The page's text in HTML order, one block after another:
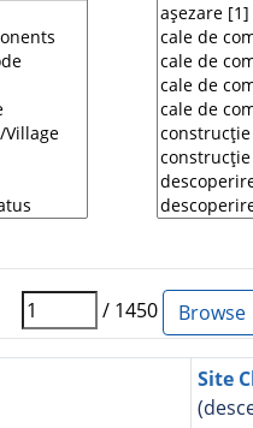
/ 1450
Site